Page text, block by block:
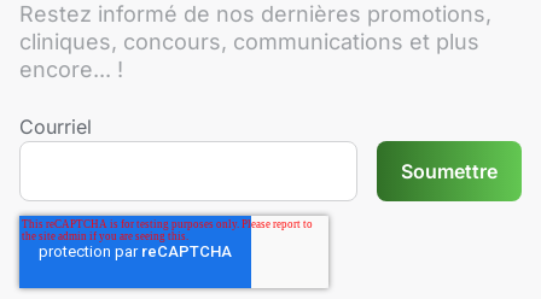
Restez informé de nos dernières promotions,
cliniques, concours, communications et plus
encore... !
Courriel